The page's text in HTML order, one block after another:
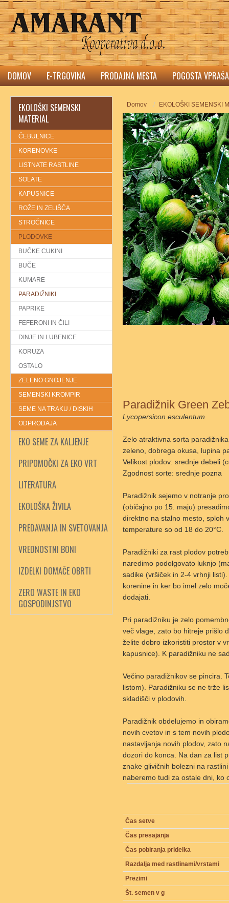
DOMOV E-TRGOVINA PRODAJNA MESTA POGOSTA
EKOLOŠKI SEMENSKI
MATERIAL
ČEBULNICE
KORENOVKE
LISTNATE RASTLINE
SOLATE
KAPUSNICE
ROŽE IN ZELIŠČA
STROČNICE
PLODOVKE
BUČKE CUKINI
BUČE
KUMARE
PARADIŽNIKI
PAPRIKE
FEFERONI IN ČILI
DINJE IN LUBENICE
KORUZA
OSTALO
ZELENO GNOJENJE
SEMENSKI KROMPIR
SEME NA TRAKU / DISKIH
ODPRODAJA
EKO SEME ZA KALJENJE
PRIPOMOČKI ZA EKO VRT
LITERATURA
EKOLOŠKA ŽIVILA
PREDAVANJA IN SVETOVANJA
VREDNOSTNI BONI
IZDELKI DOMAČE OBRTI
ZERO WASTE IN EKO
GOSPODINJSTVO
Domov EKOLOŠKI SEMENSKI
Paradižnik Green
Lycopersicon esculentum
Zelo atraktivna sorta
zeleno, dobrega okusa, lupina
Velikost plodov: srednje debeli
Zgodnost sorte: srednje pozna
Paradižnik sejemo v notranje
(običajno po 15. maju)
direktno na stalno mesto, sploh
temperature so od 18 do 20°C.
Paradižniki za rast plodov
naredimo podolgovato luknjo
sadike (vršiček in 2-4 vrhnji
korenine in ker bo imel zelo
dodajati.
Pri paradižniku je zelo
več vlage, zato bo hitreje prišlo
želite dobro izkoristiti prostor v
kapusnice). K paradižniku ne
Večino paradižnikov se pincira.
listom). Paradižniku se ne trže
skladišči v plodovih.
Paradižnik obdelujemo in
novih cvetov in s tem novih
nastavljanja novih plodov, zato
dozori do konca. Na dan za list
znake glivičnih bolezni na
naberemo tudi za ostale dni, ko
Čas setve
Čas presajanja
Čas pobiranja pridelka
Razdalja med rastlinami/vrstami
Prezimi
Št. semen v g